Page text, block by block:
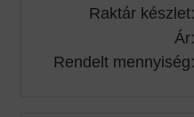
Raktár készlet:
Ár:
Rendelt mennyiség: